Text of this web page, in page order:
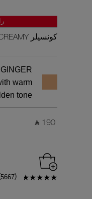
كونسيلر RADIANT CREAMY
GINGER
warm
tone
‎ ⃁ 190 ‎
(
5667